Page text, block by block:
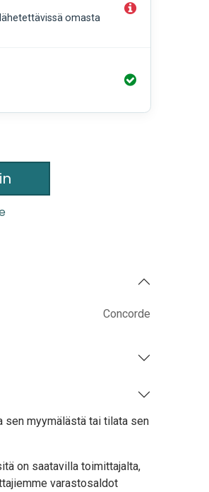
omasta
Concorde
sen myymälästä tai tilata sen
on saatavilla toimittajalta,
varastosaldot